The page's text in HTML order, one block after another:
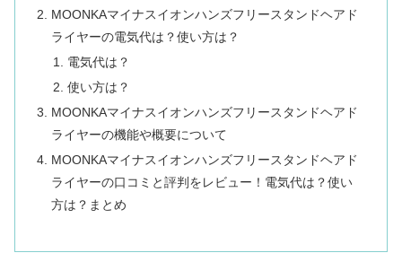
MOONKAマイナスイオンハンズフリースタンドヘアド
ライヤーの電気代は？使い方は？
電気代は？
使い方は？
MOONKAマイナスイオンハンズフリースタンドヘアド
ライヤーの機能や概要について
MOONKAマイナスイオンハンズフリースタンドヘアド
ライヤーの口コミと評判をレビュー！電気代は？使い
方は？まとめ